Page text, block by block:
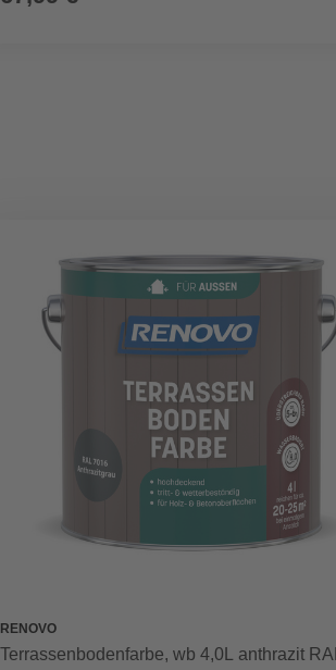
RENOVO
Terrassenbodenfarbe, wb 4,0L anthrazit RAL